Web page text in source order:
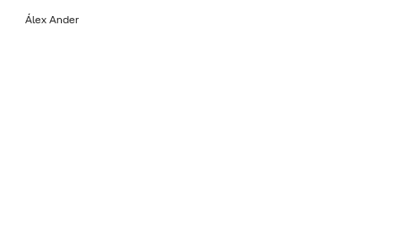
Álex Ander